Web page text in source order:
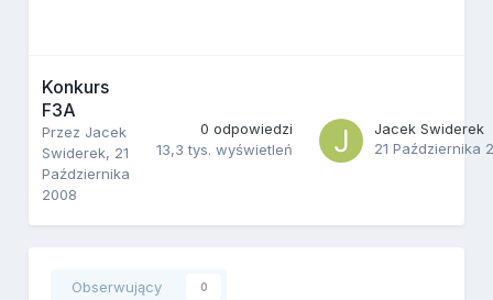
Konkurs
F3A
Przez Jacek
Swiderek, 21
Października
2008
0 odpowiedzi
13,3 tys. wyświetleń
Jacek Swiderek
21 Października
Obserwujący 0